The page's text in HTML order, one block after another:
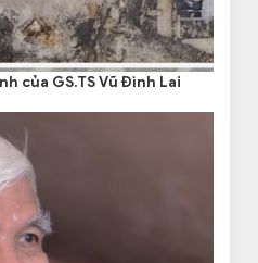
của GS.TS Vũ Đình Lai